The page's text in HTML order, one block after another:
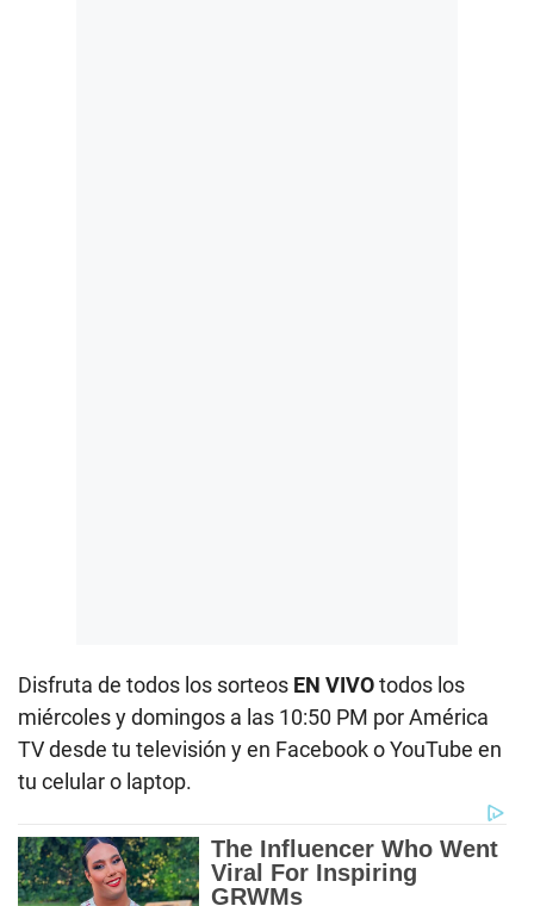
Disfruta de todos los sorteos EN VIVOtodos los
miércoles y domingos a las 10:50 PM por América
TV desde tu televisión y en Facebook o YouTube en
tu celular o laptop.